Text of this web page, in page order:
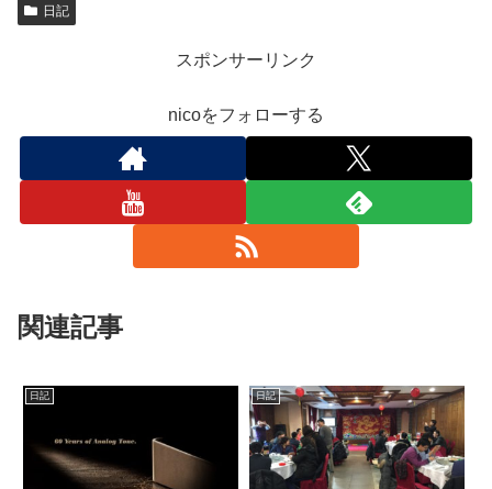
日記
スポンサーリンク
nicoをフォローする
関連記事
日記 日記